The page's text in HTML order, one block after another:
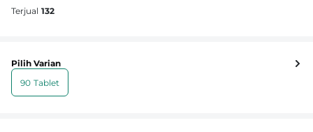
Terjual 132
Pilih Varian
90 Tablet